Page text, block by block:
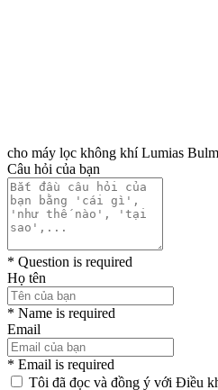
Thương hiệu
cho máy lọc không khí Lumias
Câu hỏi của bạn
* Question is required
Họ tên
* Name is required
Email
* Email is required
Tôi đã đọc và đồng ý với Điều